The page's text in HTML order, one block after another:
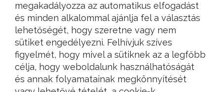
megakadályozza az automatikus elfogadást
és minden alkalommal ajánlja fel a választás
lehetőségét, hogy szeretne vagy nem
sütiket engedélyezni. Felhívjuk szíves
figyelmét, hogy mivel a sütiknek az a legfőbb
célja, hogy weboldalunk használhatóságát
és annak folyamatainak megkönnyítését